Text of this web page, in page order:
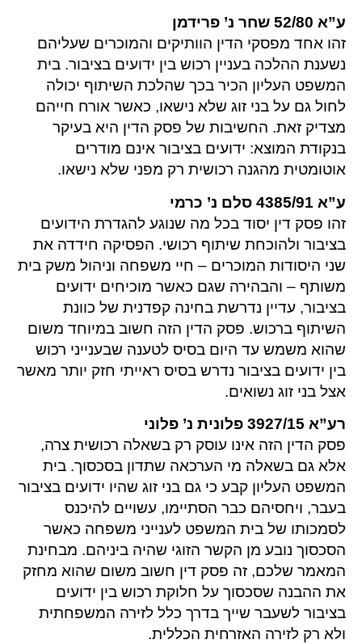
ע”א 52/80 שחר נ’ פרידמן
זהו אחד מפסקי הדין הוותיקים והמוכרים שעליהם
נשענת ההלכה בעניין רכוש בין ידועים בציבור. בית
המשפט העליון הכיר בכך שהלכת השיתוף יכולה
לחול גם על בני זוג שלא נישאו, כאשר אורח חייהם
מצדיק זאת. החשיבות של פסק הדין היא בעיקר
בנקודת המוצא: ידועים בציבור אינם מודרים
אוטומטית מהגנה רכושית רק מפני שלא נישאו.
ע”א 4385/91 סלם נ’ כרמי
זהו פסק דין יסוד בכל מה שנוגע להגדרת הידועים
בציבור ולהוכחת שיתוף רכושי. הפסיקה חידדה את
שני היסודות המוכרים – חיי משפחה וניהול משק בית
משותף – והבהירה שגם כאשר מוכיחים ידועים
בציבור, עדיין נדרשת בחינה קפדנית של כוונת
השיתוף ברכוש. פסק הדין הזה חשוב במיוחד משום
שהוא משמש עד היום בסיס לטענה שבענייני רכוש
בין ידועים בציבור נדרש בסיס ראייתי חזק יותר מאשר
אצל בני זוג נשואים.
רע”א 3927/15 פלונית נ’ פלוני
פסק הדין הזה אינו עוסק רק בשאלה רכושית צרה,
אלא גם בשאלה מי הערכאה שתדון בסכסוך. בית
המשפט העליון קבע כי גם בני זוג שהיו ידועים בציבור
בעבר, ויחסיהם כבר הסתיימו, עשויים להיכנס
לסמכותו של בית המשפט לענייני משפחה כאשר
הסכסוך נובע מן הקשר הזוגי שהיה ביניהם. מבחינת
המאמר שלכם, זה פסק דין חשוב משום שהוא מחזק
את ההבנה שסכסוך על חלוקת רכוש בין ידועים
בציבור לשעבר שייך בדרך כלל לזירה המשפחתית
ולא רק לזירה האזרחית הכללית.